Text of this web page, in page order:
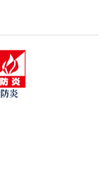
防炎